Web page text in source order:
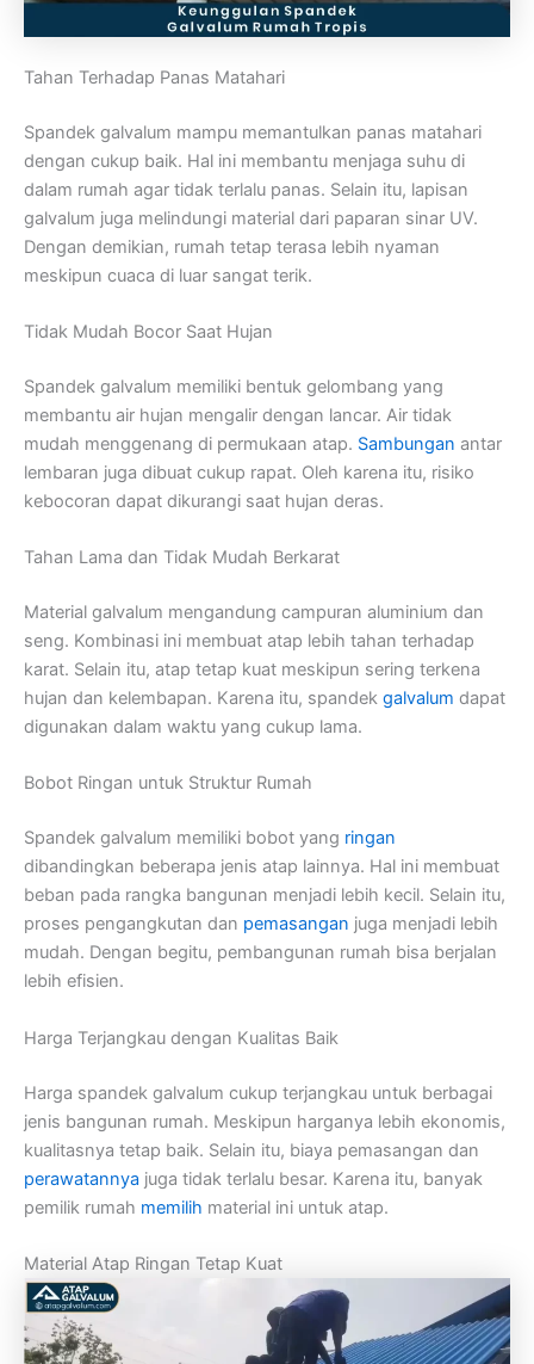
Tahan Terhadap Panas Matahari
Spandek galvalum mampu memantulkan panas matahari
dengan cukup baik. Hal ini membantu menjaga suhu di
dalam rumah agar tidak terlalu panas. Selain itu, lapisan
galvalum juga melindungi material dari paparan sinar UV.
Dengan demikian, rumah tetap terasa lebih nyaman
meskipun cuaca di luar sangat terik.
Tidak Mudah Bocor Saat Hujan
Spandek galvalum memiliki bentuk gelombang yang
membantu air hujan mengalir dengan lancar. Air tidak
mudah menggenang di permukaan atap. Sambungan antar
lembaran juga dibuat cukup rapat. Oleh karena itu, risiko
kebocoran dapat dikurangi saat hujan deras.
Tahan Lama dan Tidak Mudah Berkarat
Material galvalum mengandung campuran aluminium dan
seng. Kombinasi ini membuat atap lebih tahan terhadap
karat. Selain itu, atap tetap kuat meskipun sering terkena
hujan dan kelembapan. Karena itu, spandek galvalum dapat
digunakan dalam waktu yang cukup lama.
Bobot Ringan untuk Struktur Rumah
Spandek galvalum memiliki bobot yang ringan
dibandingkan beberapa jenis atap lainnya. Hal ini membuat
beban pada rangka bangunan menjadi lebih kecil. Selain itu,
proses pengangkutan dan pemasangan juga menjadi lebih
mudah. Dengan begitu, pembangunan rumah bisa berjalan
lebih efisien.
Harga Terjangkau dengan Kualitas Baik
Harga spandek galvalum cukup terjangkau untuk berbagai
jenis bangunan rumah. Meskipun harganya lebih ekonomis,
kualitasnya tetap baik. Selain itu, biaya pemasangan dan
perawatannya juga tidak terlalu besar. Karena itu, banyak
pemilik rumah memilih material ini untuk atap.
Material Atap Ringan Tetap Kuat